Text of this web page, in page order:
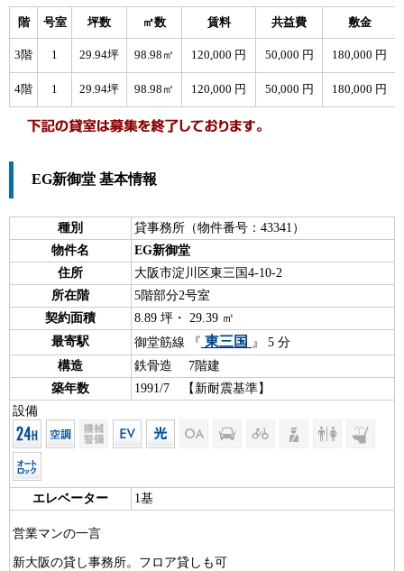
階 号室 坪数 ㎡数 賃料 共益費 敷金
3階 1 29.94坪 98.98㎡ 120,000 円 50,000 円 180,000 円
4階 1 29.94坪 98.98㎡ 120,000 円 50,000 円 180,000 円
EG新御堂 基本情報
種別
貸事務所（物件番号：43341）
物件名
EG新御堂
住所
大阪市淀川区東三国4-10-2
所在階
5階部分2号室
契約面積
8.89 坪・ 29.39 ㎡
最寄駅
御堂筋線 『 東三国 』 5 分
構造
鉄骨造 7階建
築年数
1991/7 【新耐震基準】
設備
エレベーター 1基
営業マンの一言
新大阪の貸し事務所。フロア貸しも可